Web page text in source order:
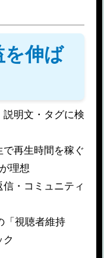
伸ば
説明文・タグに検
で再生時間を稼ぐ
理想
・コミュニティ
「視聴者維持